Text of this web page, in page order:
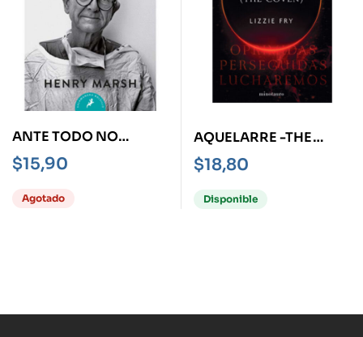
ANTE TODO NO
HAGAS DAÑO -
BOLSILLO-
$15,90
Agotado
AQUELARRE -THE
COVEN-
$18,80
Disponible